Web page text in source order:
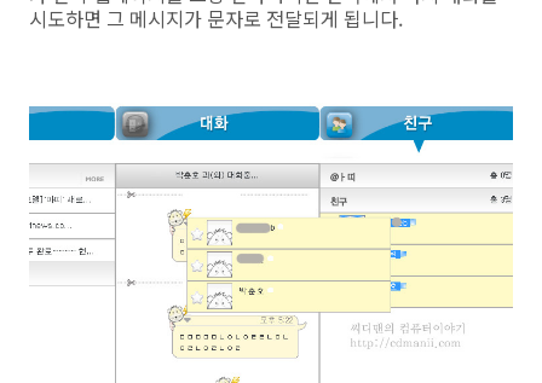
시도하면 그 메시지가 문자로 전달되게 됩니다.